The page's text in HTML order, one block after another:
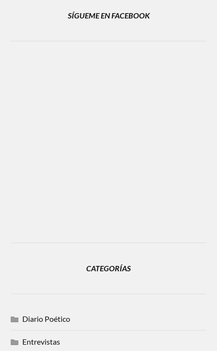
SÍGUEME EN FACEBOOK
CATEGORÍAS
Diario Poético
Entrevistas